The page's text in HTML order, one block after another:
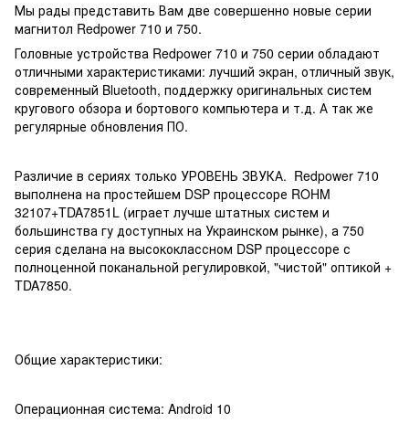
Мы рады представить Вам две совершенно новые серии
магнитол Redpower 710 и 750.
Головные устройства Redpower 710 и 750 серии обладают
отличными характеристиками: лучший экран, отличный звук,
современный Bluetooth, поддержку оригинальных систем
кругового обзора и бортового компьютера и т.д. А так же
регулярные обновления ПО.
Различие в сериях только УРОВЕНЬ ЗВУКА. Redpower 710
выполнена на простейшем DSP процессоре ROHM
32107+TDA7851L (играет лучше штатных систем и
большинства гу доступных на Украинском рынке), а 750
серия сделана на высококлассном DSP процессоре с
полноценной поканальной регулировкой, "чистой" оптикой +
TDA7850.
Общие характеристики:
Операционная система: Android 10